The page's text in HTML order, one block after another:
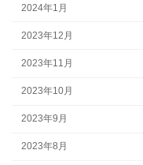
2024年1月
2023年12月
2023年11月
2023年10月
2023年9月
2023年8月